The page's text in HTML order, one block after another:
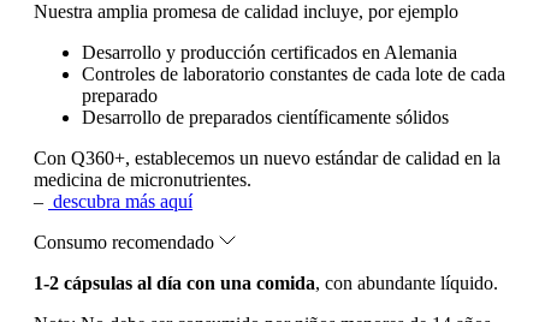
Nuestra amplia promesa de calidad incluye, por ejemplo
Desarrollo y producción certificados en Alemania
Controles de laboratorio constantes de cada lote de cada
preparado
Desarrollo de preparados científicamente sólidos
Con Q360+, establecemos un nuevo estándar de calidad en la
medicina de micronutrientes.
– descubra más aquí
Consumo recomendado
1-2 cápsulas al día con una comida, con abundante líquido.